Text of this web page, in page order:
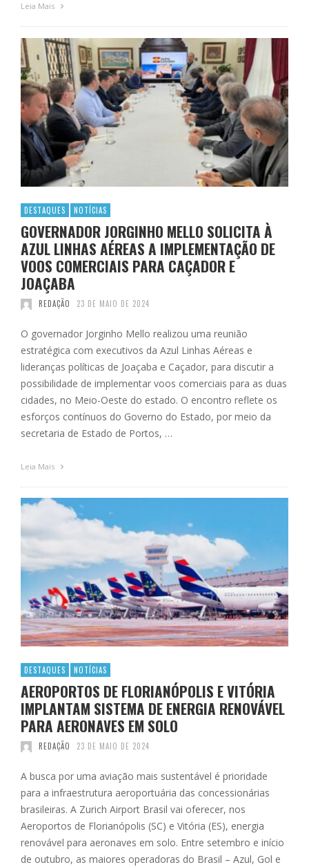
Leia Mais
DESTAQUES NOTÍCIAS
GOVERNADOR JORGINHO MELLO SOLICITA À
AZUL LINHAS AÉREAS A IMPLEMENTAÇÃO DE
VOOS COMERCIAIS PARA CAÇADOR E
JOAÇABA
REDAÇÃO 23 DE MAIO DE 2024
O governador Jorginho Mello realizou uma reunião
estratégica com executivos da Azul Linhas Aéreas e
lideranças políticas de Joaçaba e Caçador, para discutir a
possibilidade de implementar voos comerciais para as duas
cidades, no Meio-Oeste do estado. O encontro reflete os
esforços contínuos do Governo do Estado, por meio da
secretaria de Estado de Portos, …
Leia Mais
DESTAQUES NOTÍCIAS
AEROPORTOS DE FLORIANÓPOLIS E VITÓRIA
IMPLANTAM SISTEMA DE ENERGIA RENOVÁVEL
PARA AERONAVES EM SOLO
REDAÇÃO 23 DE MAIO DE 2024
A busca por uma aviação mais sustentável é prioridade
para a infraestrutura aeroportuária das concessionárias
brasileiras. A Zurich Airport Brasil vai oferecer, nos
Aeroportos de Florianópolis (SC) e Vitória (ES), energia
renovável para aeronaves em solo. Entre setembro e início
de outubro, as maiores operadoras do Brasil – Azul, Gol e